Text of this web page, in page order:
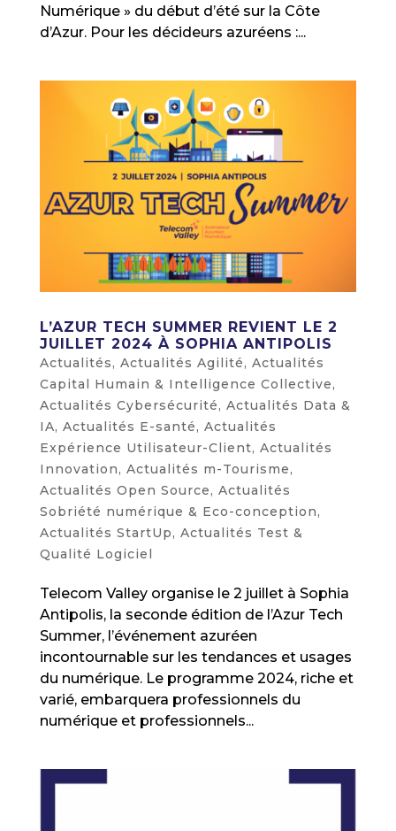
Numérique » du début d’été sur la Côte
d’Azur. Pour les décideurs azuréens :...
L’AZUR TECH SUMMER REVIENT LE 2
JUILLET 2024 À SOPHIA ANTIPOLIS
Actualités, Actualités Agilité, Actualités
Capital Humain & Intelligence Collective,
Actualités Cybersécurité, Actualités Data &
IA, Actualités E-santé, Actualités
Expérience Utilisateur-Client, Actualités
Innovation, Actualités m-Tourisme,
Actualités Open Source, Actualités
Sobriété numérique & Eco-conception,
Actualités StartUp, Actualités Test &
Qualité Logiciel
Telecom Valley organise le 2 juillet à Sophia
Antipolis, la seconde édition de l’Azur Tech
Summer, l’événement azuréen
incontournable sur les tendances et usages
du numérique. Le programme 2024, riche et
varié, embarquera professionnels du
numérique et professionnels...